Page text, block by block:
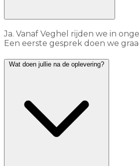
Ja. Vanaf Veghel rijden we in
Een eerste gesprek doen we
Wat doen jullie na de oplevering?